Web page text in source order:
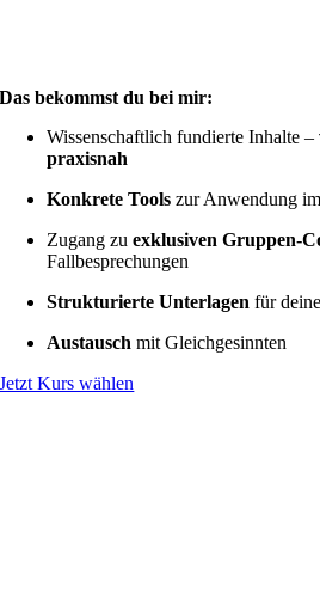
Das bekommst du bei mir:
Wissenschaftlich fundierte Inhalte –
praxisnah
Konkrete Tools zur Anwendung
Zugang zuexklusiven Gruppen-
Fallbesprechungen
Strukturierte Unterlagen für
Austausch mit Gleichgesinnten
Jetzt Kurs wählen